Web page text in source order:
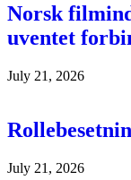
Norsk
uventet
July 21, 2026
July 21, 2026